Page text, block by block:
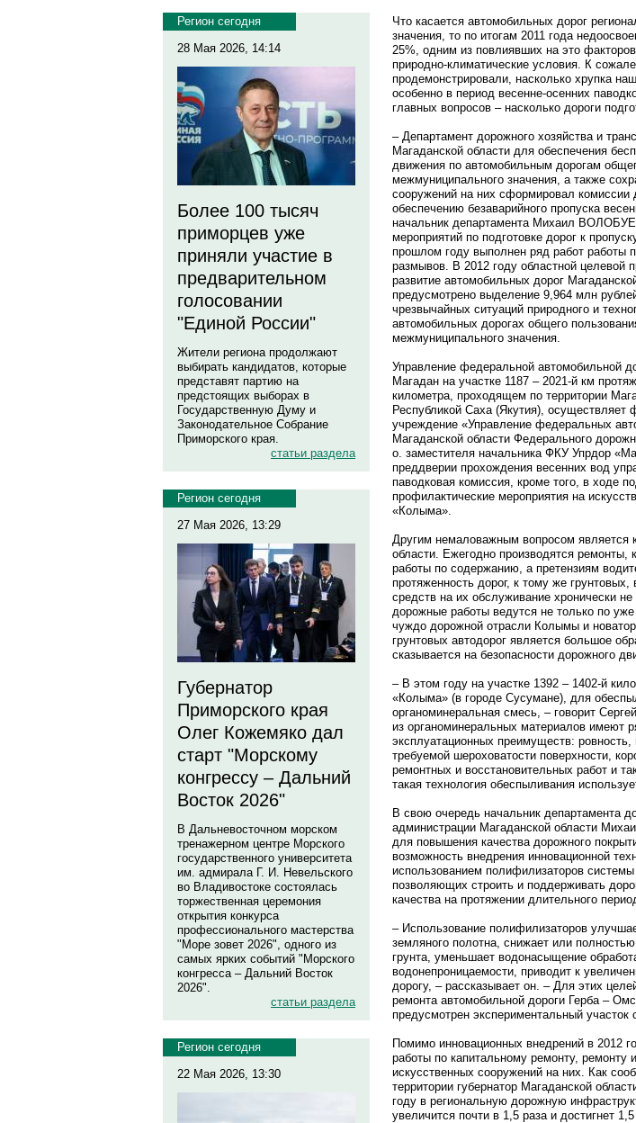
Регион сегодня
28 Мая 2026, 14:14
Более 100 тысяч
приморцев уже
приняли участие в
предварительном
голосовании
"Единой России"
Жители региона продолжают
выбирать кандидатов, которые
представят партию на
предстоящих выборах в
Государственную Думу и
Законодательное Собрание
Приморского края.
статьи раздела
Регион сегодня
27 Мая 2026, 13:29
Губернатор
Приморского края
Олег Кожемяко дал
старт "Морскому
конгрессу – Дальний
Восток 2026"
В Дальневосточном морском
тренажерном центре Морского
государственного университета
им. адмирала Г. И. Невельского
во Владивостоке состоялась
торжественная церемония
открытия конкурса
профессионального мастерства
"Море зовет 2026", одного из
самых ярких событий "Морского
конгресса – Дальний Восток
2026".
статьи раздела
Регион сегодня
22 Мая 2026, 13:30
Что касается автомобильных дорог
значения, то по итогам 2011 года
25%, одним из повлиявших на это
природно-климатические условия. К
продемонстрировали, насколько хрупка
особенно в период весенне-осенних
главных вопросов – насколько дороги
– Департамент дорожного хозяйства и
Магаданской области для обеспечения
движения по автомобильным дорогам
межмуниципального значения, а также
сооружений на них сформировал комиссии
обеспечению безаварийного пропуска
начальник департамента Михаил
мероприятий по подготовке дорог к
прошлом году выполнен ряд работ работы
размывов. В 2012 году областной целевой
развитие автомобильных дорог
предусмотрено выделение 9,964 млн
чрезвычайных ситуаций природного и
автомобильных дорогах общего
межмуниципального значения.
Управление федеральной автомобильной
Магадан на участке 1187 – 2021-й км
километра, проходящем по территории
Республикой Саха (Якутия), осуществляет
учреждение «Управление федеральных
Магаданской области Федерального
о. заместителя начальника ФКУ Упрдор
преддверии прохождения весенних вод
паводковая комиссия, кроме того, в ходе
профилактические мероприятия на
«Колыма».
Другим немаловажным вопросом является
области. Ежегодно производятся ремонты,
работы по содержанию, а претензиям
протяженность дорог, к тому же
средств на их обслуживание хронически не
дорожные работы ведутся не только по
чуждо дорожной отрасли Колымы и
грунтовых автодорог является большое
сказывается на безопасности дорожного
– В этом году на участке 1392 – 1402-й
«Колыма» (в городе Сусумане), для
органоминеральная смесь, – говорит
из органоминеральных материалов имеют
эксплуатационных преимуществ:
требуемой шероховатости поверхности,
ремонтных и восстановительных работ и
такая технология обеспыливания
В свою очередь начальник департамента
администрации Магаданской области
для повышения качества дорожного
возможность внедрения инновационной
использованием полифилизаторов
позволяющих строить и поддерживать
качества на протяжении длительного
– Использование полифилизаторов
земляного полотна, снижает или
грунта, уменьшает водонасыщение
водонепроницаемости, приводит к
дорогу, – рассказывает он. – Для этих
ремонта автомобильной дороги Герба –
предусмотрен экспериментальный участок
Помимо инновационных внедрений в 2012
работы по капитальному ремонту, ремонту
искусственных сооружений на них. Как
территории губернатор Магаданской
году в региональную дорожную
увеличится почти в 1,5 раза и достигнет